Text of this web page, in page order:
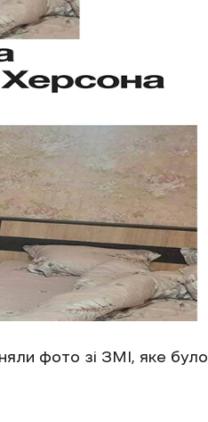
фото зі ЗМІ, яке було